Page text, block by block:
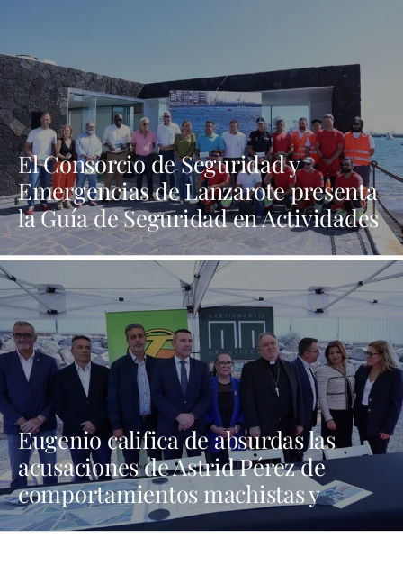
El Consorcio de Seguridad y
Emergencias de Lanzarote presenta
la Guía de Seguridad en Actividades
Náuticas
Eugenio califica de absurdas las
acusaciones de Astrid Pérez de
comportamientos machistas y
asegura que busca una presencia en